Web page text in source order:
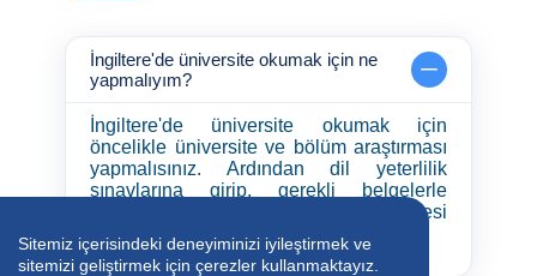
İngiltere'de üniversite okumak için ne
yapmalıyım?
İngiltere'de üniversite okumak için
öncelikle üniversite ve bölüm araştırması
yapmalısınız. Ardından dil yeterlilik
sınavlarına girip, gerekli belgelerle
başvurunuzu tamamlayarak öğrenci vizesi
almanız gerekecektir.
Sitemiz içerisindeki deneyiminizi iyileştirmek ve
sitemizi geliştirmek için çerezler kullanmaktayız.